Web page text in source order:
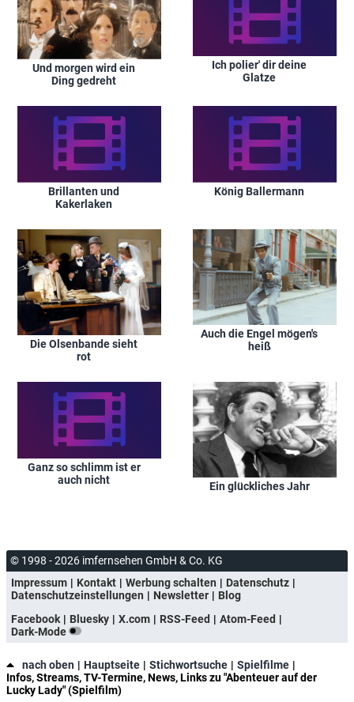
Und morgen wird ein
Ding gedreht
Ich polier' dir deine
Glatze
Brillanten und
Kakerlaken
König Ballermann
Die Olsenbande sieht
rot
Auch die Engel mögen's
heiß
Ganz so schlimm ist er
auch nicht
Ein glückliches Jahr
© 1998 - 2026 imfernsehen GmbH & Co. KG
Impressum
Kontakt Werbung schalten
Datenschutz
Datenschutzeinstellungen
Newsletter
Blog
Facebook
Bluesky X.com RSS-Feed
Atom-Feed
Dark-Mode
nach oben Hauptseite Stichwortsuche
Spielfilme
Infos, Streams, TV-Termine, News, Links zu "Abenteuer auf der
Lucky Lady" (Spielfilm)